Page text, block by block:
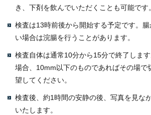
き、下剤を飲んでいただくことも可能です。
検査は13時前後から開始する予定です。
い場合は浣腸を行うことがあります。
検査自体は通常10分から15分で終了しま
場合、10mm以下のものであればその場で
望してください。
検査後、約1時間の安静の後、写真を見な
いたします。